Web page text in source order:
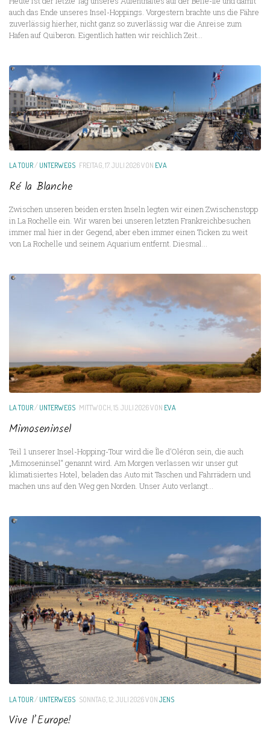
auch das Ende unseres Insel-Hoppings. Vorgestern brachte uns die Fähre
zuverlässig hierher, nicht ganz so zuverlässig war die Anreise zum
Hafen auf Quiberon. Eigentlich hatten wir reichlich Zeit...
LA TOUR/UNTERWEGS FREITAG, 17. JULI 2026VON EVA
Ré la Blanche
Zwischen unseren beiden ersten Inseln legten wir einen Zwischenstopp
in La Rochelle ein. Wir waren bei unseren letzten Frankreichbesuchen
immer mal hier in der Gegend, aber eben immer einen Ticken zu weit
von La Rochelle und seinem Aquarium entfernt. Diesmal...
LA TOUR/UNTERWEGS MITTWOCH, 15. JULI 2026VON EVA
Mimoseninsel
Teil 1 unserer Insel-Hopping-Tour wird die Île d’Oléron sein, die auch
„Mimoseninsel“ genannt wird. Am Morgen verlassen wir unser gut
klimatisiertes Hotel, beladen das Auto mit Taschen und Fahrrädern und
machen uns auf den Weg gen Norden. Unser Auto verlangt...
LA TOUR/UNTERWEGS SONNTAG, 12. JULI 2026VONJENS
Vive l’Europe!